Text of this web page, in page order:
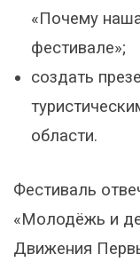
«Почему
фестивале»;
создать
области.
Фестиваль
«Молодёжь и
Движения